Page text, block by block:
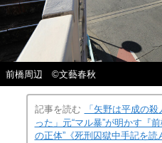
前橋周辺 ©️文藝春秋
記事を読む
「矢野は平成の
った」元“マル暴”が明かす『
の正体”《死刑囚獄中手記を読